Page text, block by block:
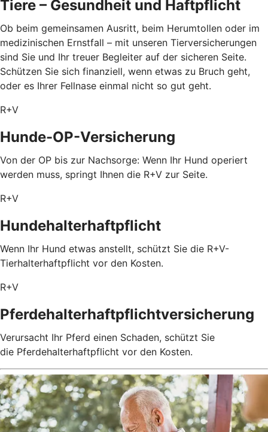
Tiere – Gesundheit und Haftpflicht
Ob beim gemeinsamen Ausritt, beim Herumtollen oder im
medizinischen Ernstfall – mit unseren Tierversicherungen
sind Sie und Ihr treuer Begleiter auf der sicheren Seite.
Schützen Sie sich finanziell, wenn etwas zu Bruch geht,
oder es Ihrer Fellnase einmal nicht so gut geht.
R+V
Hunde-OP-Versicherung
Von der OP bis zur Nachsorge: Wenn Ihr Hund operiert
werden muss, springt Ihnen die R+V zur Seite.
R+V
Hundehalterhaftpflicht
Wenn Ihr Hund etwas anstellt, schützt Sie die R+V-
Tierhalterhaftpflicht vor den Kosten.
R+V
Pferdehalterhaftpflichtversicherung
Verursacht Ihr Pferd einen Schaden, schützt Sie
die Pferdehalterhaftpflicht vor den Kosten.